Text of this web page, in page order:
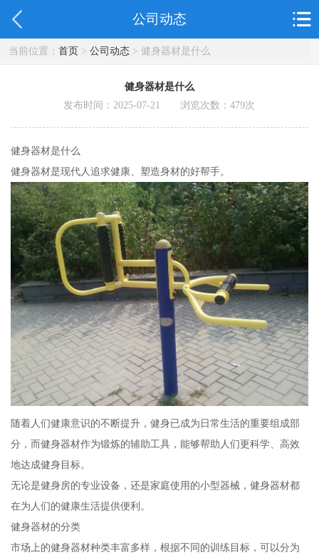
公司动态
当前位置： 首页> 公司动态> 健身器材是什么
健身器材是什么
发布时间：2025-07-21 浏览次数：479次
健身器材是什么
健身器材是现代人追求健康、塑造身材的好帮手。
随着人们健康意识的不断提升，健身已成为日常生活的重要组成部
分，而健身器材作为锻炼的辅助工具，能够帮助人们更科学、高效
地达成健身目标。
无论是健身房的专业设备，还是家庭使用的小型器械，健身器材都
在为人们的健康生活提供便利。
健身器材的分类
市场上的健身器材种类丰富多样，根据不同的训练目标，可以分为